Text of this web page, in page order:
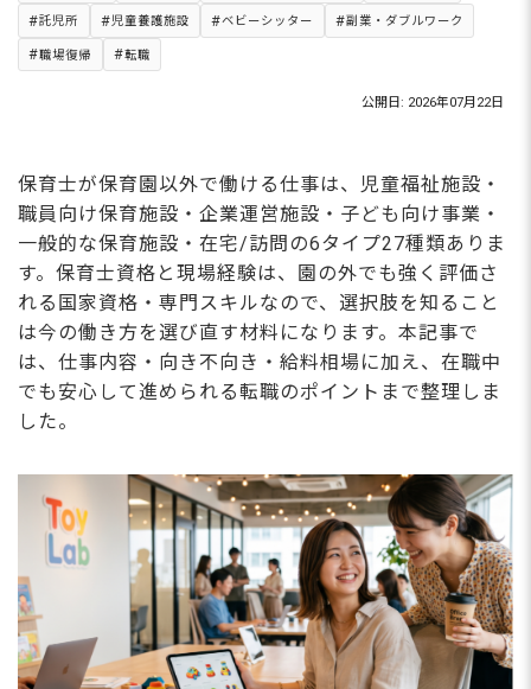
託児所 児童養護施設 ベビーシッター 副業・ダブルワーク
職場復帰 転職
公開日: 2026年07月22日
保育士が保育園以外で働ける仕事は、児童福祉施設・
職員向け保育施設・企業運営施設・子ども向け事業・
一般的な保育施設・在宅/訪問の6タイプ27種類ありま
す。保育士資格と現場経験は、園の外でも強く評価さ
れる国家資格・専門スキルなので、選択肢を知ること
は今の働き方を選び直す材料になります。本記事で
は、仕事内容・向き不向き・給料相場に加え、在職中
でも安心して進められる転職のポイントまで整理しま
した。